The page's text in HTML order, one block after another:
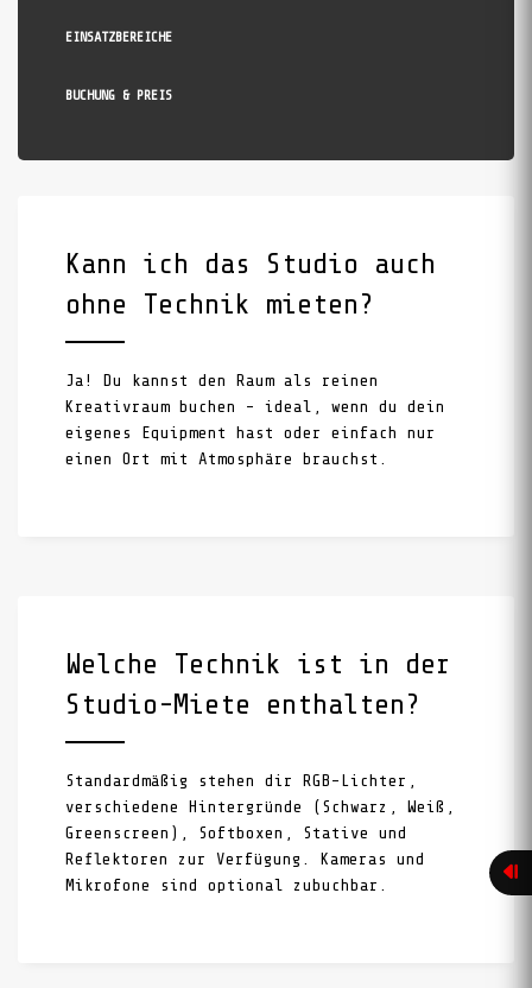
EINSATZBEREICHE
BUCHUNG & PREIS
Kann ich das Studio auch
ohne Technik mieten?
Ja! Du kannst den Raum als reinen
Kreativraum buchen – ideal, wenn du dein
eigenes Equipment hast oder einfach nur
einen Ort mit Atmosphäre brauchst.
Welche Technik ist in der
Studio-Miete enthalten?
Standardmäßig stehen dir RGB-Lichter,
verschiedene Hintergründe (Schwarz, Weiß,
Greenscreen), Softboxen, Stative und
Reflektoren zur Verfügung. Kameras und
Mikrofone sind optional zubuchbar.